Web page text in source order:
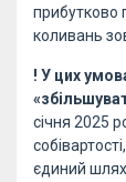
прибутково
коливань
! У цих
січня 2025
єдиний шлях